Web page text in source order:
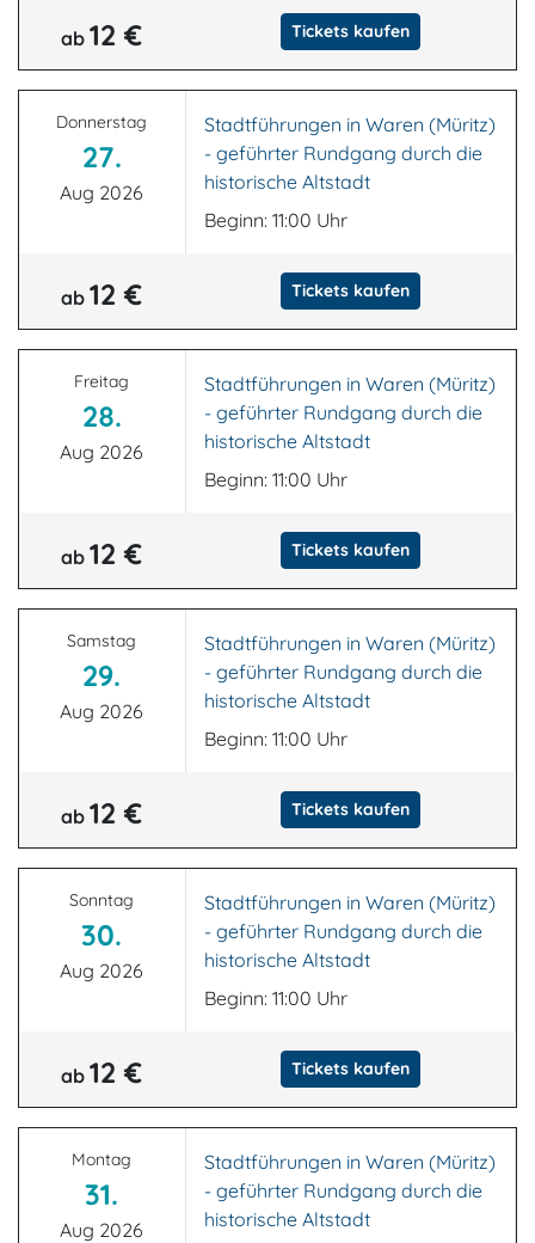
ab12 € Tickets kaufen
Donnerstag
27.
Aug 2026
Stadtführungen in Waren (Müritz)
- geführter Rundgang durch die
historische Altstadt
Beginn: 11:00 Uhr
ab12 € Tickets kaufen
Freitag
28.
Aug 2026
Stadtführungen in Waren (Müritz)
- geführter Rundgang durch die
historische Altstadt
Beginn: 11:00 Uhr
ab12 € Tickets kaufen
Samstag
29.
Aug 2026
Stadtführungen in Waren (Müritz)
- geführter Rundgang durch die
historische Altstadt
Beginn: 11:00 Uhr
ab12 € Tickets kaufen
Sonntag
30.
Aug 2026
Stadtführungen in Waren (Müritz)
- geführter Rundgang durch die
historische Altstadt
Beginn: 11:00 Uhr
ab12 € Tickets kaufen
Montag
31.
Aug 2026
Stadtführungen in Waren (Müritz)
- geführter Rundgang durch die
historische Altstadt